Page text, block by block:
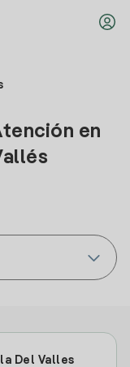
en
Del Valles